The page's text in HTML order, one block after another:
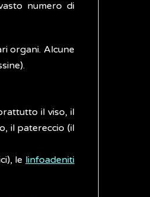
numero di
organi. Alcune
il viso, il
il patereccio (il
le linfoadeniti